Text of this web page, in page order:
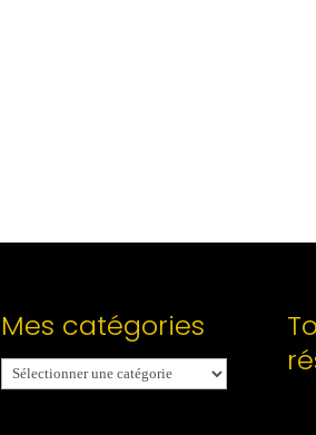
Mes catégories
Mes
catégories